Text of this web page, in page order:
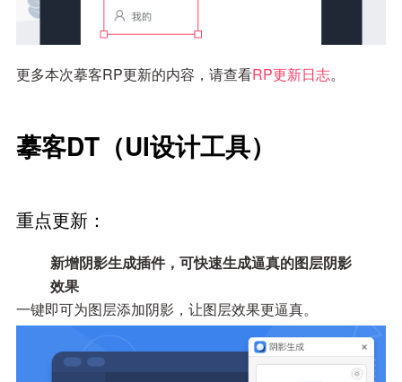
更多本次摹客RP更新的内容，请查看RP更新日志。
摹客DT（UI设计工具）
重点更新：
新增阴影生成插件，可快速生成逼真的图层阴影
效果
一键即可为图层添加阴影，让图层效果更逼真。